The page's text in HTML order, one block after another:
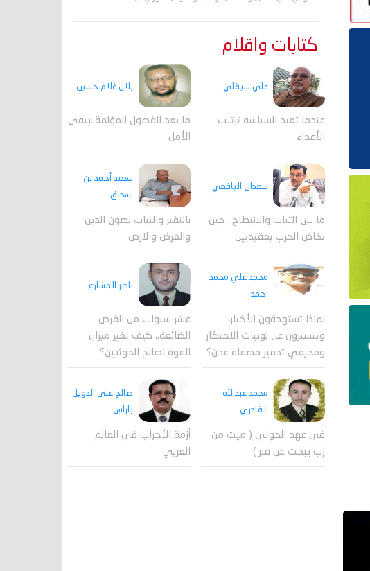
كتابات واقلام
علي سيقلي
عندما تعيد السياسة ترتيب
الأعداء
بلال غلام حسين
ما بعد الفصول المؤلمة..يبقى
الأمل
سعدان اليافعي
ما بين الثبات والانبطاح.. حين
تخاض الحرب بعقيدتين
سعيد أحمد بن
اسحاق
بالنفير والثبات نصون الدين
والعرض والارض
محمد علي محمد
احمد
لماذا تستهدفون الأخيار،
وتتسترون عن لوبيات الاحتكار
ومجرمي تدمير مصفاة عدن؟
ناصر المشارع
عشر سنوات من الفرص
الضائعة.. كيف تغير ميزان
القوة لصالح الحوثيين؟
محمد عبدالله
القادري
في عهد الحوثي ( ميت من
إب يبحث عن قبر )
صالح علي الدويل
باراس
أزمة الأحزاب في العالم
العربي